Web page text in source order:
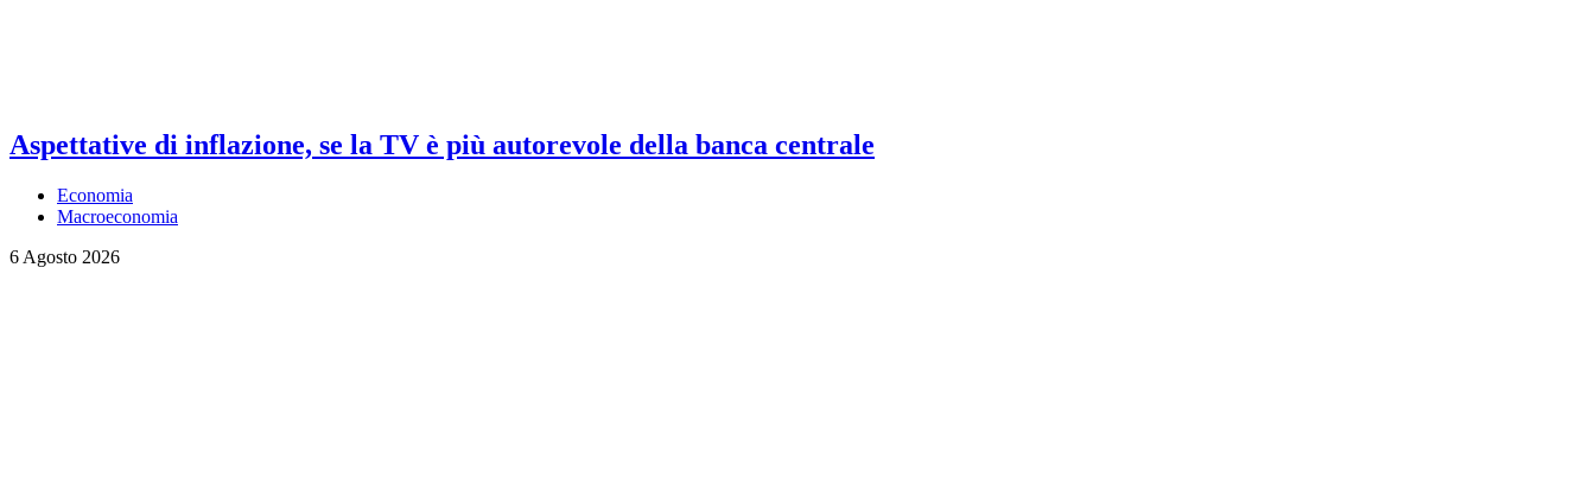
Aspettative di inflazione, se la TV è più autorevole della banca centrale
Economia
Macroeconomia
6 Agosto 2026